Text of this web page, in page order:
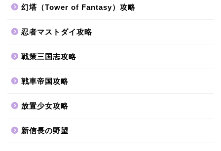
幻塔（Tower of Fantasy）攻略
忍者マストダイ攻略
戦策三国志攻略
戦車帝国攻略
放置少女攻略
新信長の野望